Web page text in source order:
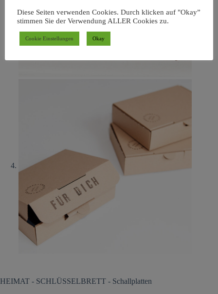
HEIMAT - SCHLÜSSELBRETT - Schallplatten
Diese Seiten verwenden Cookies. Durch klicken auf "Okay”
stimmen Sie der Verwendung ALLER Cookies zu.
Cookie Einstellungen Okay